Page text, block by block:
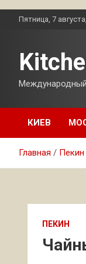
ПерейтиПятница, 7
КИЕВ
Главная Пекин
ПЕКИН